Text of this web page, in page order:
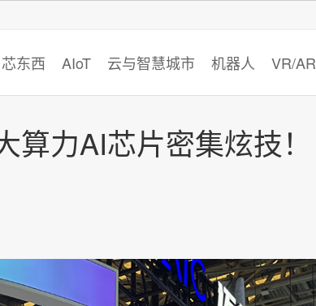
猩
芯东西 AIoT 云与智慧城市 机器人 VR/AR
力AI芯片密集炫技！